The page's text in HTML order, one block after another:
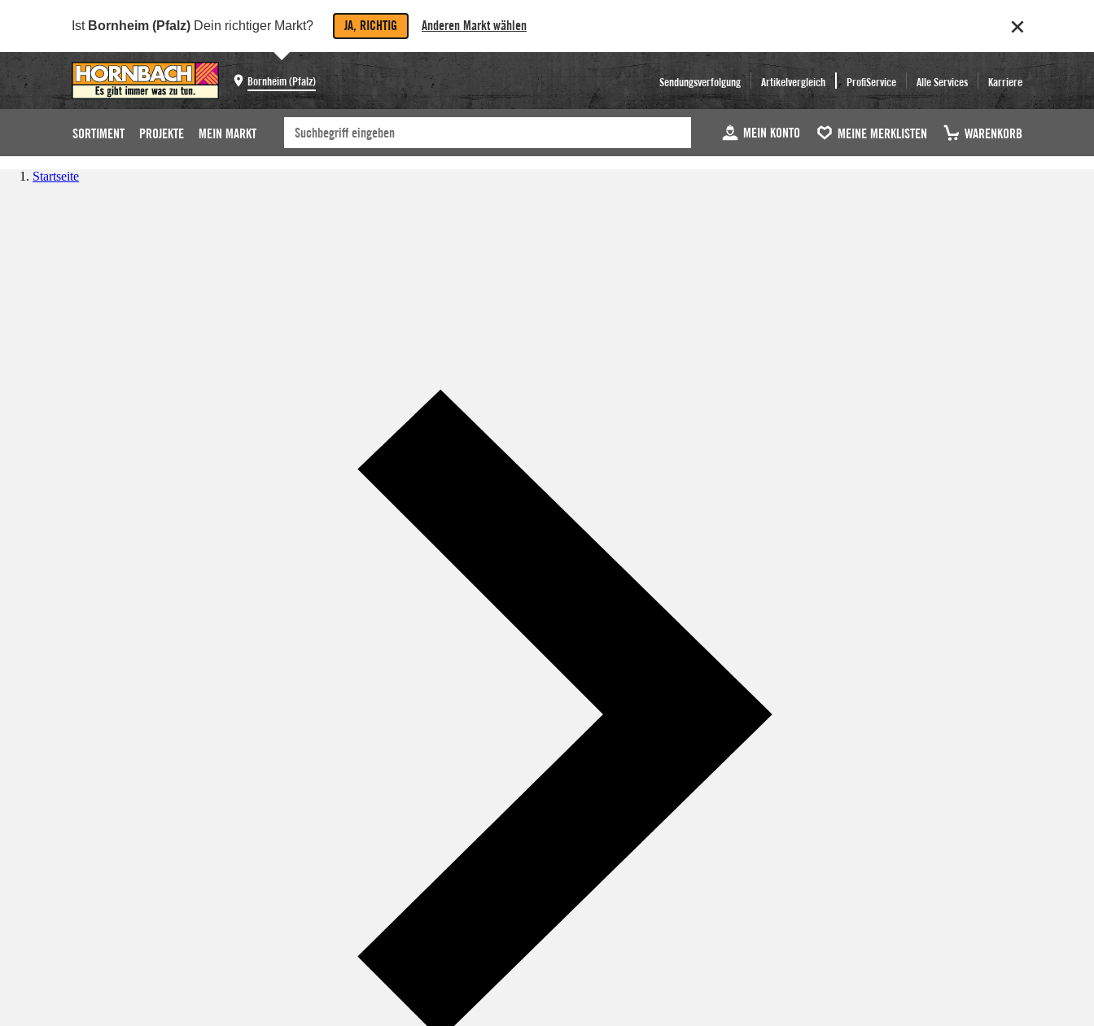
Ist Bornheim (Pfalz) Dein richtiger Markt? JA, RICHTIG Anderen Markt wählen
Bornheim (Pfalz) Sendungsverfolgung Artikelvergleich ProfiService Alle Services Karriere
SORTIMENT PROJEKTE MEIN MARKT MEIN KONTO MEINE MERKLISTEN WARENKORB
Startseite